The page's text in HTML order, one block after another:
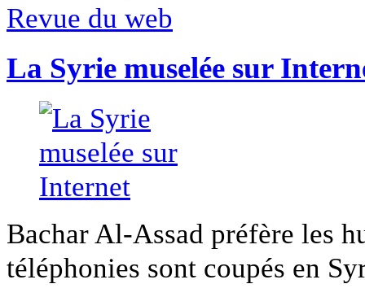
Revue du web
La Syrie muselée sur
Bachar Al-Assad préfère les
téléphonies sont coupés en